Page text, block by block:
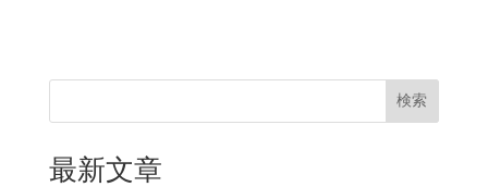
検索
最新文章